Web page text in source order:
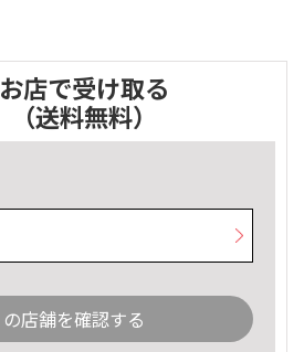
お店で受け取る
（送料無料）
店舗を確認する